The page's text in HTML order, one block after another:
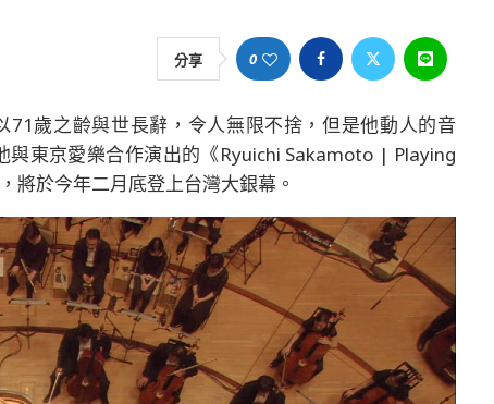
分享 0
歲之齡與世長辭，令人無限不捨，但是他動人的音
東京愛樂合作演出的《Ryuichi Sakamoto | Playing
於今年二月底登上台灣大銀幕。